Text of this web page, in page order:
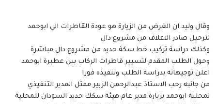
وقال وليد ان الغرض من الزيارة هو عودة القاطرات الي ابوحمد
لترحيل صادر الاعلاف من مشروع دال
وكذلك دراسة تركيب خط سكة حديد من مشروع دال مباشرة
وحول الطلب المقدم لتسيير قاطرات الركاب بين عطبرة ابوحمد
اعلن توجيهاته بدراسة الطلب وتنفيذه فورا
من جانبه رحب الاستاذ عبدالرحمن الزبير ممثل المدير التنفيذي
لمحلية ابوحمد بزيارة مدير عام هيئة سكك حديد السودان للمحلية